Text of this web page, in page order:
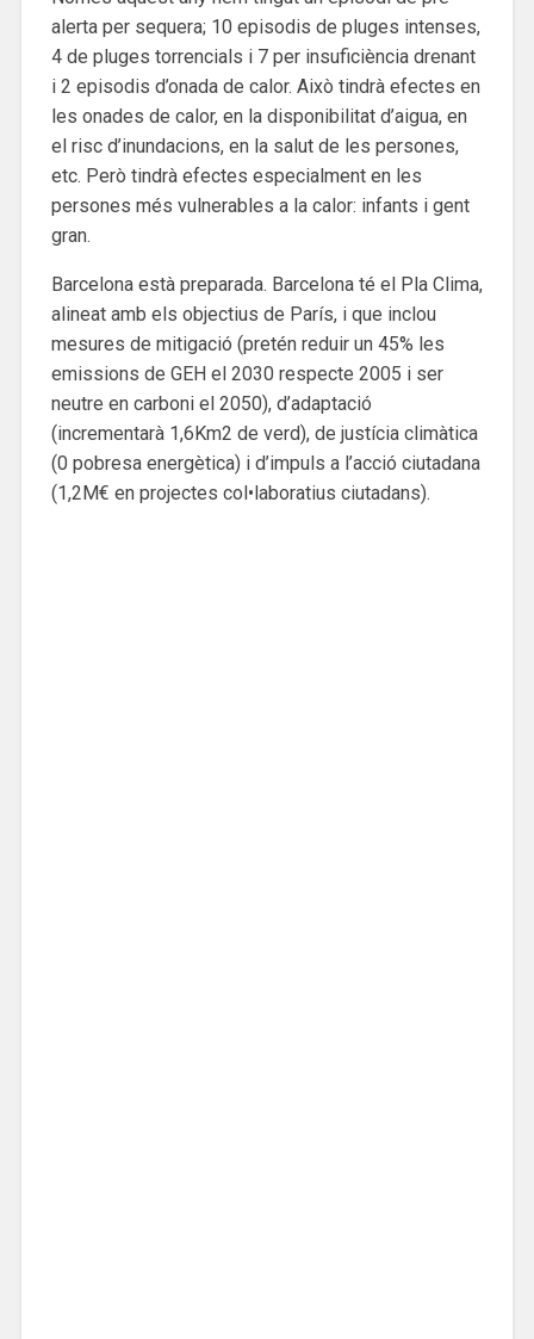
alerta per sequera; 10 episodis de pluges intenses,
4 de pluges torrencials i 7 per insuficiència drenant
i 2 episodis d’onada de calor. Això tindrà efectes en
les onades de calor, en la disponibilitat d’aigua, en
el risc d’inundacions, en la salut de les persones,
etc. Però tindrà efectes especialment en les
persones més vulnerables a la calor: infants i gent
gran.
Barcelona està preparada. Barcelona té el Pla Clima,
alineat amb els objectius de París, i que inclou
mesures de mitigació (pretén reduir un 45% les
emissions de GEH el 2030 respecte 2005 i ser
neutre en carboni el 2050), d’adaptació
(incrementarà 1,6Km2 de verd), de justícia climàtica
(0 pobresa energètica) i d’impuls a l’acció ciutadana
(1,2M€ en projectes col•laboratius ciutadans).